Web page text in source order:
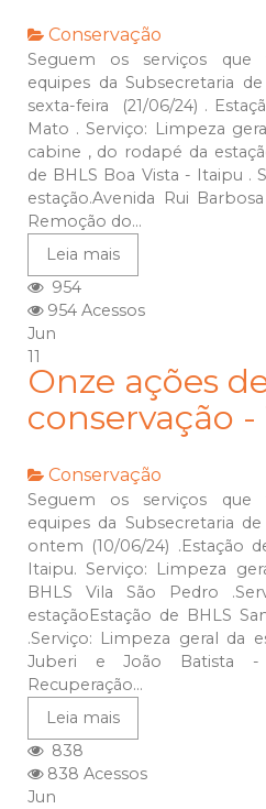
Conservação
Seguem os serviços que
equipes da Subsecretaria
sexta-feira (21/06/24) .
Mato . Serviço: Limpeza
cabine , do rodapé da
de BHLS Boa Vista - Itaipu .
estação.Avenida Rui
Remoção do...
Leia mais
954
954 Acessos
Jun
11
Onze ações
conservação
Conservação
Seguem os serviços que
equipes da Subsecretaria
ontem (10/06/24) .Estação
Itaipu. Serviço: Limpeza
BHLS Vila São Pedro
estaçãoEstação de BHLS
.Serviço: Limpeza geral da
Juberi e João Batista -
Recuperação...
Leia mais
838
838 Acessos
Jun